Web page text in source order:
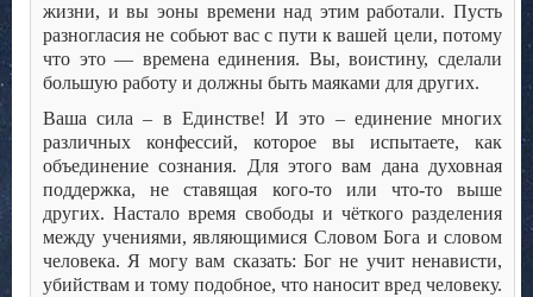
жизни, и вы эоны времени над этим работали. Пусть
разногласия не собьют вас с пути к вашей цели, потому
что это — времена единения. Вы, воистину, сделали
большую работу и должны быть маяками для других.
Ваша сила – в Единстве! И это – единение многих
различных конфессий, которое вы испытаете, как
объединение сознания. Для этого вам дана духовная
поддержка, не ставящая кого-то или что-то выше
других. Настало время свободы и чёткого разделения
между учениями, являющимися Словом Бога и словом
человека. Я могу вам сказать: Бог не учит ненависти,
убийствам и тому подобное, что наносит вред человеку.